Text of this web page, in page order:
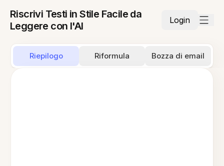
Riscrivi Testi in Stile Facile da
Leggere con l'AI
Login
Riepilogo Riformula Bozza di email